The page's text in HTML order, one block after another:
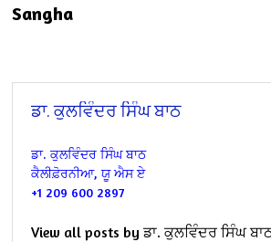
Sangha
ਡਾ. ਕੁਲਵਿੰਦਰ ਸਿੰਘ ਬਾਠ
ਡਾ. ਕੁਲਵਿੰਦਰ ਸਿੰਘ ਬਾਠ
ਕੈਲੀਫ਼ੋਰਨੀਆ, ਯੂ ਐਸ ਏ
+1 209 600 2897
View all posts by ਡਾ. ਕੁਲਵਿੰਦਰ ਸਿੰਘ